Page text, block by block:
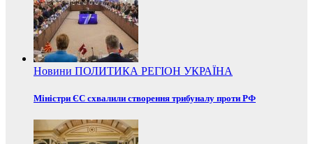
Новини ПОЛИТИКА РЕГІОН УКРАЇНА
Міністри ЄС схвалили створення трибуналу проти РФ